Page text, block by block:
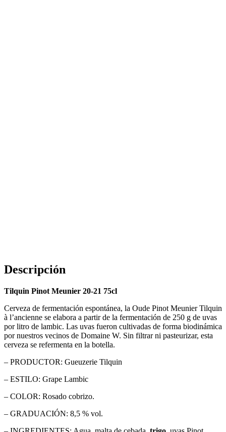
Descripción
Tilquin Pinot Meunier 20-21 75cl
Cerveza de fermentación espontánea, la Oude Pinot Meunier Tilquin
à l’ancienne se elabora a partir de la fermentación de 250 g de uvas
por litro de lambic. Las uvas fueron cultivadas de forma biodinámica
por nuestros vecinos de Domaine W. Sin filtrar ni pasteurizar, esta
cerveza se refermenta en la botella.
– PRODUCTOR: Gueuzerie Tilquin
– ESTILO: Grape Lambic
– COLOR: Rosado cobrizo.
– GRADUACIÓN: 8,5 % vol.